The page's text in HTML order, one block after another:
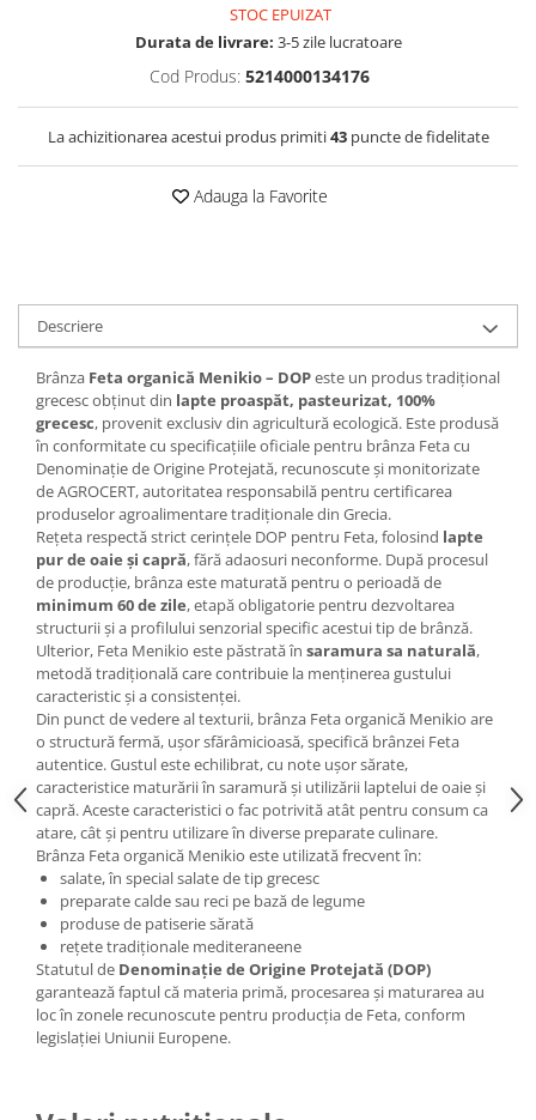
STOC EPUIZAT
Durata de livrare: 3-5 zile lucratoare
Cod Produs: 5214000134176
La achizitionarea acestui produs primiti43puncte de fidelitate
Adauga la Favorite
Descriere
Brânza Feta organică Menikio – DOPeste un produs tradițional
grecesc obținut din lapte proaspăt, pasteurizat, 100%
grecesc, provenit exclusiv din agricultură ecologică. Este produsă
în conformitate cu specificațiile oficiale pentru brânza Feta cu
Denominație de Origine Protejată, recunoscute și monitorizate
de AGROCERT, autoritatea responsabilă pentru certificarea
produselor agroalimentare tradiționale din Grecia.
Rețeta respectă strict cerințele DOP pentru Feta, folosind lapte
pur de oaie și capră, fără adaosuri neconforme. După procesul
de producție, brânza este maturată pentru o perioadă de
minimum 60 de zile, etapă obligatorie pentru dezvoltarea
structurii și a profilului senzorial specific acestui tip de brânză.
Ulterior, Feta Menikio este păstrată în saramura sa naturală,
metodă tradițională care contribuie la menținerea gustului
caracteristic și a consistenței.
Din punct de vedere al texturii, brânza Feta organică Menikio are
o structură fermă, ușor sfărâmicioasă, specifică brânzei Feta
autentice. Gustul este echilibrat, cu note ușor sărate,
caracteristice maturării în saramură și utilizării laptelui de oaie și
capră. Aceste caracteristici o fac potrivită atât pentru consum ca
atare, cât și pentru utilizare în diverse preparate culinare.
Brânza Feta organică Menikio este utilizată frecvent în:
salate, în special salate de tip grecesc
preparate calde sau reci pe bază de legume
produse de patiserie sărată
rețete tradiționale mediteraneene
Statutul de Denominație de Origine Protejată (DOP)
garantează faptul că materia primă, procesarea și maturarea au
loc în zonele recunoscute pentru producția de Feta, conform
legislației Uniunii Europene.